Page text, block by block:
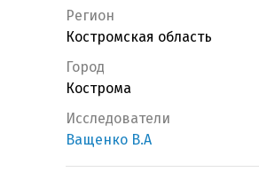
Регион
Костромская область
Город
Кострома
Исследователи
Ващенко В.А